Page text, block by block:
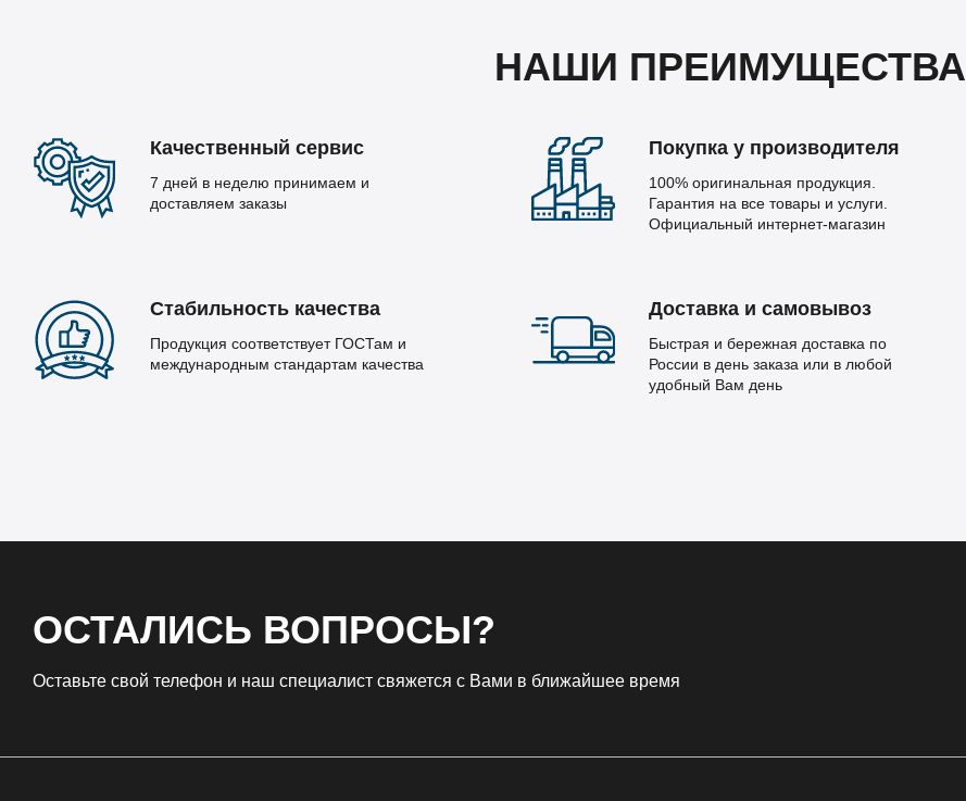
НАШИ ПРЕИМУЩЕСТВА
Качественный сервис
7 дней в неделю принимаем и
доставляем заказы
Покупка у производителя
100% оригинальная продукция.
Гарантия на все товары и услуги.
Официальный интернет-магазин
Стабильность качества
Продукция соответствует ГОСТам и
международным стандартам качества
Доставка и самовывоз
Быстрая и бережная доставка по
России в день заказа или в любой
удобный Вам день
ОСТАЛИСЬ ВОПРОСЫ?
Оставьте свой телефон и наш специалист свяжется с Вами в ближайшее время